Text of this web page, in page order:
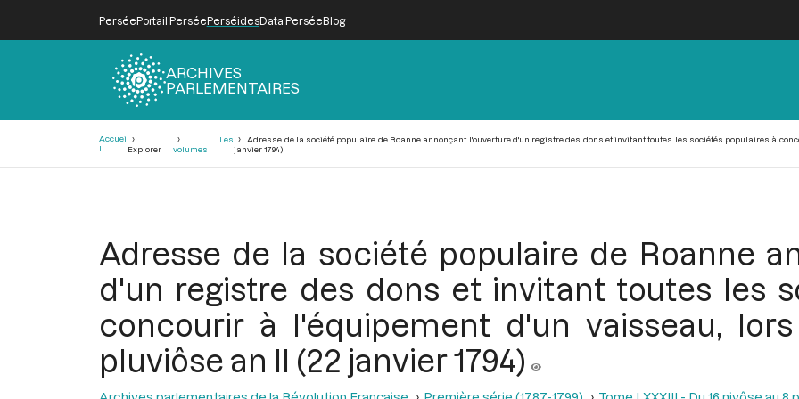
PerséePortail PerséePerséidesData PerséeBlog
ARCHIVES
PARLEMENTAIRES
Accuei
l
Explorer
Les
volumes
Adresse de la société populaire de Roanne annonçant l'ouverture d'un registre des dons et invitant toutes les sociétés populaires à
janvier 1794)
Adresse de la société populaire de Roanne
d'un registre des dons et invitant toutes les
concourir à l'équipement d'un vaisseau,
pluviôse an II (22 janvier 1794)